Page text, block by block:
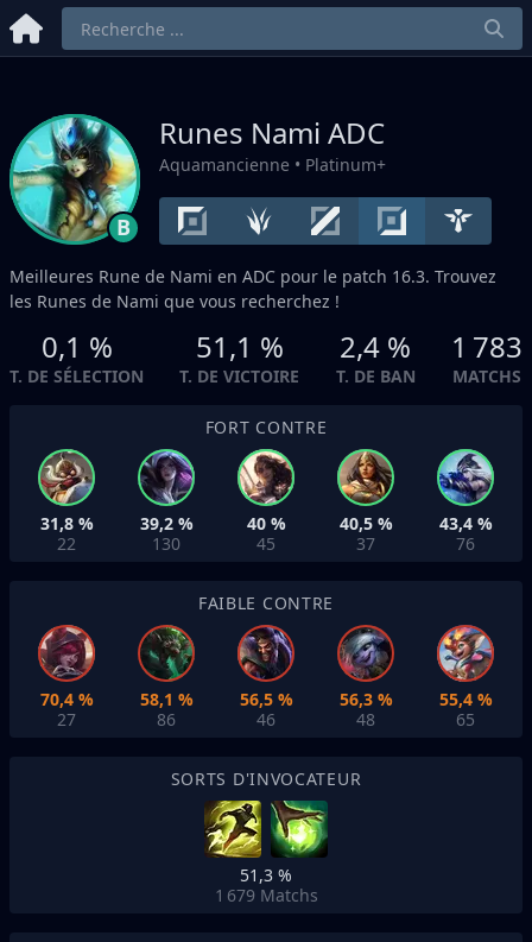
B
Runes Nami ADC
Aquamancienne • Platinum+
Meilleures Rune de Nami en ADC pour le patch 16.3. Trouvez
les Runes de Nami que vous recherchez !
0,1 %
T. DE SÉLECTION
51,1 %
T. DE VICTOIRE
2,4 %
T. DE BAN
1 783
MATCHS
FORT CONTRE
31,8 %
22
39,2 %
130
40 %
45
40,5 %
37
43,4 %
76
FAIBLE CONTRE
70,4 %
27
58,1 %
86
56,5 %
46
56,3 %
48
55,4 %
65
SORTS D'INVOCATEUR
51,3 %
1 679 Matchs